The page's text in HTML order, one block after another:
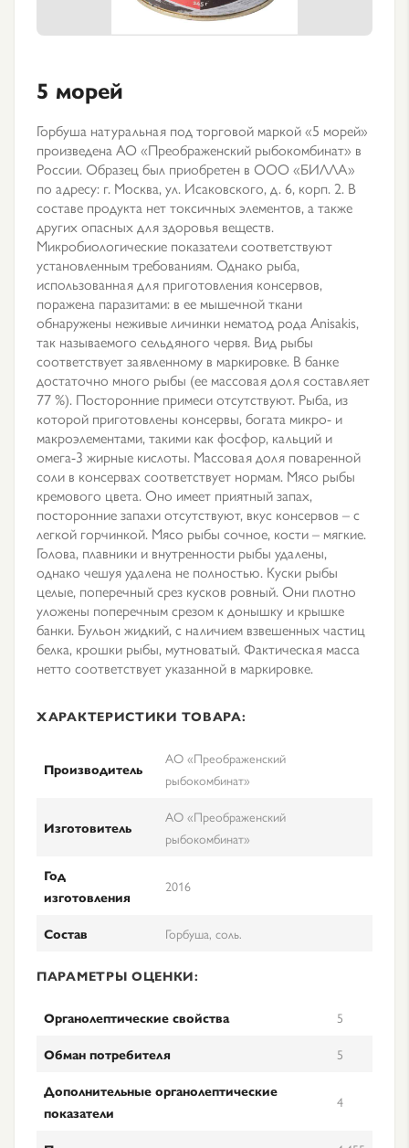
5 морей
Горбуша натуральная под торговой маркой «5 морей»
произведена АО «Преображенский рыбокомбинат» в
России. Образец был приобретен в ООО «БИЛЛА»
по адресу: г. Москва, ул. Исаковского, д. 6, корп. 2. В
составе продукта нет токсичных элементов, а также
других опасных для здоровья веществ.
Микробиологические показатели соответствуют
установленным требованиям. Однако рыба,
использованная для приготовления консервов,
поражена паразитами: в ее мышечной ткани
обнаружены неживые личинки нематод рода Anisakis,
так называемого сельдяного червя. Вид рыбы
соответствует заявленному в маркировке. В банке
достаточно много рыбы (ее массовая доля составляет
77 %). Посторонние примеси отсутствуют. Рыба, из
которой приготовлены консервы, богата микро- и
макроэлементами, такими как фосфор, кальций и
омега-3 жирные кислоты. Массовая доля поваренной
соли в консервах соответствует нормам. Мясо рыбы
кремового цвета. Оно имеет приятный запах,
посторонние запахи отсутствуют, вкус консервов – с
легкой горчинкой. Мясо рыбы сочное, кости – мягкие.
Голова, плавники и внутренности рыбы удалены,
однако чешуя удалена не полностью. Куски рыбы
целые, поперечный срез кусков ровный. Они плотно
уложены поперечным срезом к донышку и крышке
банки. Бульон жидкий, с наличием взвешенных частиц
белка, крошки рыбы, мутноватый. Фактическая масса
нетто соответствует указанной в маркировке.
ХАРАКТЕРИСТИКИ ТОВАРА:
Производитель
АО «Преображенский
рыбокомбинат»
Изготовитель
АО «Преображенский
рыбокомбинат»
Год
изготовления
2016
Состав Горбуша, соль.
ПАРАМЕТРЫ ОЦЕНКИ:
Органолептические свойства
5
Обман потребителя
5
Дополнительные органолептические
показатели
4